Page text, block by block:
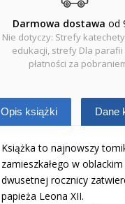
Darmowa dostawa od
Nie dotyczy: Strefy
edukacji, strefy Dla parafii
płatności za
Opis książki Dane
Książka to najnowszy
zamieszkałego w
dwusetnej rocznicy
papieża Leona XII.